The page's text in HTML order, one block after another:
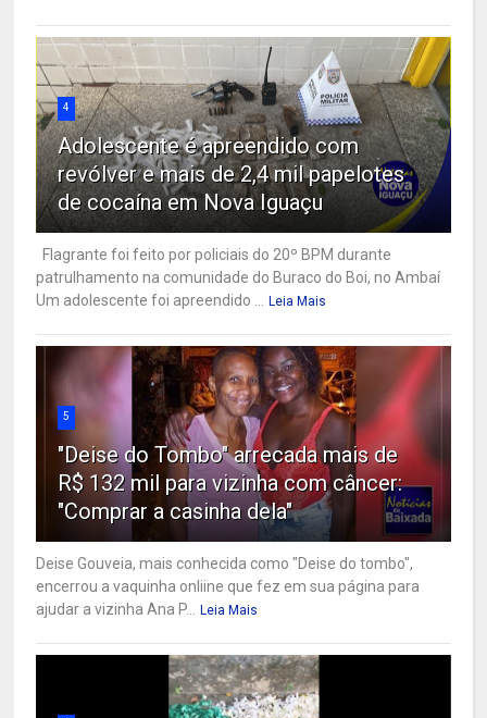
4
Adolescente é apreendido com
revólver e mais de 2,4 mil papelotes
de cocaína em Nova Iguaçu
Flagrante foi feito por policiais do 20º BPM durante
patrulhamento na comunidade do Buraco do Boi, no Ambaí
Um adolescente foi apreendido ...
Leia Mais
5
"Deise do Tombo" arrecada mais de
R$ 132 mil para vizinha com câncer:
"Comprar a casinha dela"
Deise Gouveia, mais conhecida como "Deise do tombo",
encerrou a vaquinha onliine que fez em sua página para
ajudar a vizinha Ana P...
Leia Mais